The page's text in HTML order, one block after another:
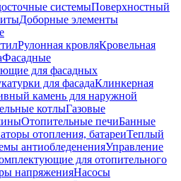
системыПоверхностный
Доборные элементы
Рулонная кровляКровельная
Фасадные
для фасадных
для фасадаКлинкерная
камень для наружной
котлыГазовые
Отопительные печиБанные
отопления, батареиТеплый
антиобледененияУправление
для отопительного
напряженияНасосы